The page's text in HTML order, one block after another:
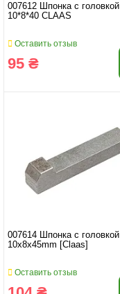
007612 Шпонка с головкой
10*8*40 CLAAS
Оставить отзыв
95 ₴
007614 Шпонка с головкой
10x8x45mm [Claas]
Оставить отзыв